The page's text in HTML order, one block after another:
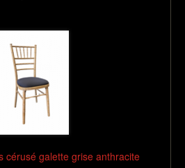
cérusé galette grise anthracite